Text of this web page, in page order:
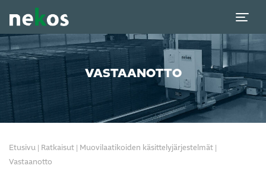
VASTAANOTTO
Etusivu | Ratkaisut | Muovilaatikoiden käsittely­järjestelmät |
Vastaanotto